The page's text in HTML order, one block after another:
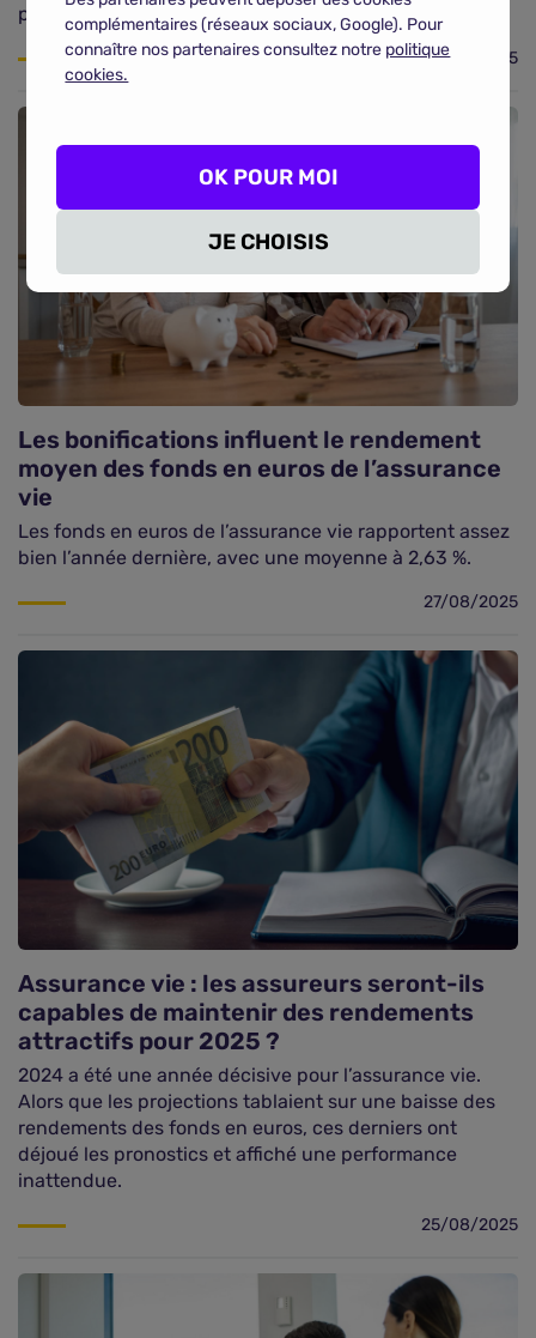
pour optimiser les rendements.
01/09/2025
Les bonifications influent le rendement
moyen des fonds en euros de l’assurance
vie
Les fonds en euros de l’assurance vie rapportent assez
bien l’année dernière, avec une moyenne à 2,63 %.
27/08/2025
Assurance vie : les assureurs seront-ils
capables de maintenir des rendements
attractifs pour 2025 ?
2024 a été une année décisive pour l’assurance vie.
Alors que les projections tablaient sur une baisse des
rendements des fonds en euros, ces derniers ont
déjoué les pronostics et affiché une performance
inattendue.
25/08/2025
complémentaires (réseaux sociaux, Google). Pour
connaître nos partenaires consultez notre politique
cookies.
JE CHOISIS
OK POUR MOI